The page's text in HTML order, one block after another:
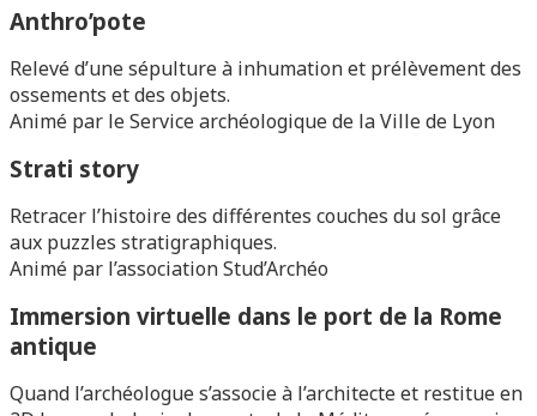
Anthro’pote
Relevé d’une sépulture à inhumation et prélèvement des
ossements et des objets.
Animé par le Service archéologique de la Ville de Lyon
Strati story
Retracer l’histoire des différentes couches du sol grâce
aux puzzles stratigraphiques.
Animé par l’association Stud’Archéo
Immersion virtuelle dans le port de la Rome
antique
Quand l’archéologue s’associe à l’architecte et restitue en